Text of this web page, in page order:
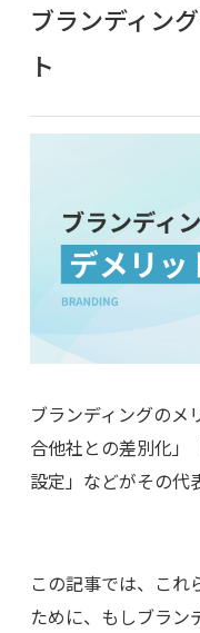
ブランディン
ト
ブランディングのメ
合他社との差別化」
設定」などがその代
この記事では、これ
ために、もしブラン